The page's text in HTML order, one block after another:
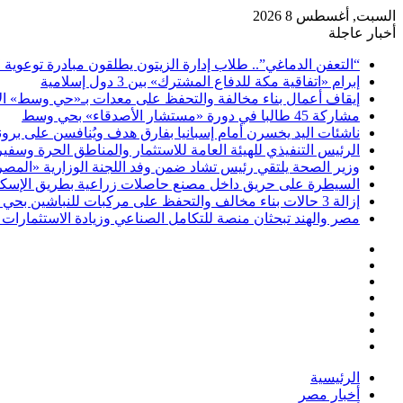
السبت, أغسطس 8 2026
أخبار عاجلة
“التعفن الدماغي”.. طلاب إدارة الزيتون يطلقون مبادرة
إبرام «اتفاقية مكة للدفاع المشترك» بين 3 دول إسلامية
إيقاف أعمال بناء مخالفة والتحفظ على معدات بـ«حي وسط»
مشاركة 45 طالبا في دورة «مستشار الأصدقاء» بحي وسط
ناشئات اليد يخسرن أمام إسبانيا بفارق هدف ويُنافسن على
الرئيس التنفيذي للهيئة العامة للاستثمار والمناطق الحرة
وزير الصحة يلتقي رئيس تشاد ضمن وفد اللجنة الوزارية
السيطرة على حريق داخل مصنع حاصلات زراعية بطريق
إزالة 3 حالات بناء مخالف والتحفظ على مركبات للنباشين بحي العامرية أول بالإسكندرية
مصر والهند تبحثان منصة للتكامل الصناعي وزيادة الاستثمارات
جانبي
الرئيسية
أخبار مصر